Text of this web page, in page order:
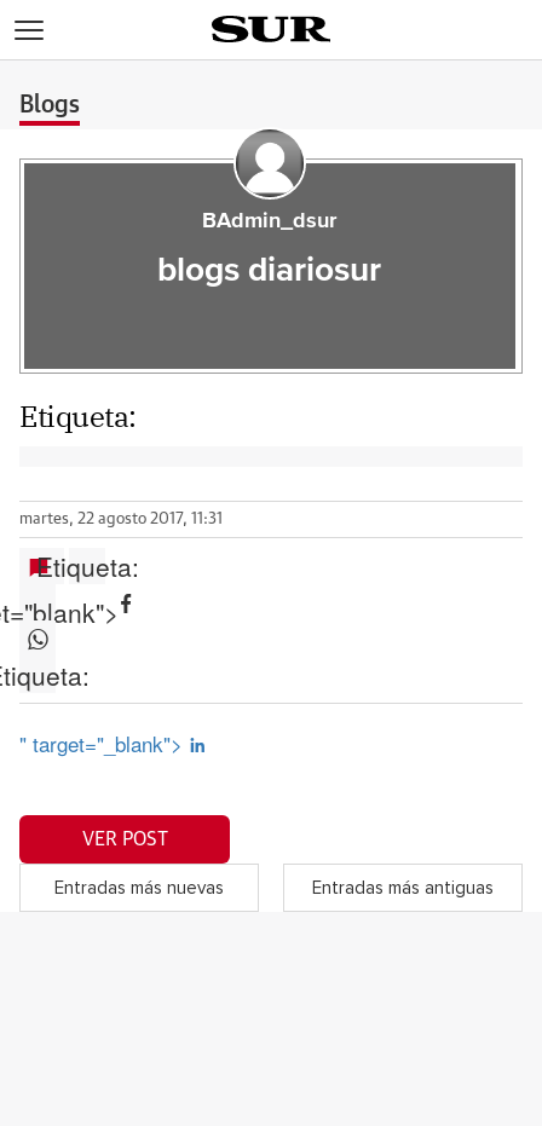
Blogs
BAdmin_dsur
blogs diariosur
Etiqueta:
martes, 22 agosto 2017, 11:31
Etiqueta:
" target="_blank">
VER POST
Entradas más nuevas Entradas más antiguas